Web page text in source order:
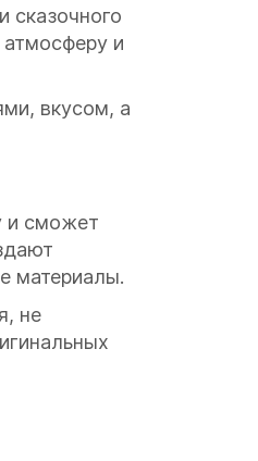
сказочного
и
вкусом, а
и сможет
материалы.
не